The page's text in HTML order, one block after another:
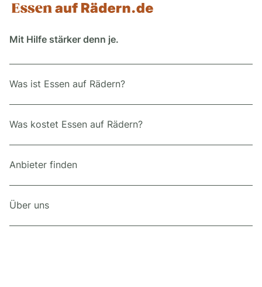
Mit Hilfe stärker denn je.
Was ist Essen auf Rädern?
Was kostet Essen auf Rädern?
Anbieter finden
Über uns